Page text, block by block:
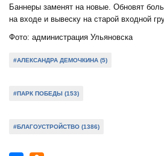
Баннеры заменят на новые. Обновят
на входе и вывеску на старой входной
Фото: администрация Ульяновска
#АЛЕКСАНДРА ДЕМОЧКИНА (5)
#ПАРК ПОБЕДЫ (153)
#БЛАГОУСТРОЙСТВО (1386)